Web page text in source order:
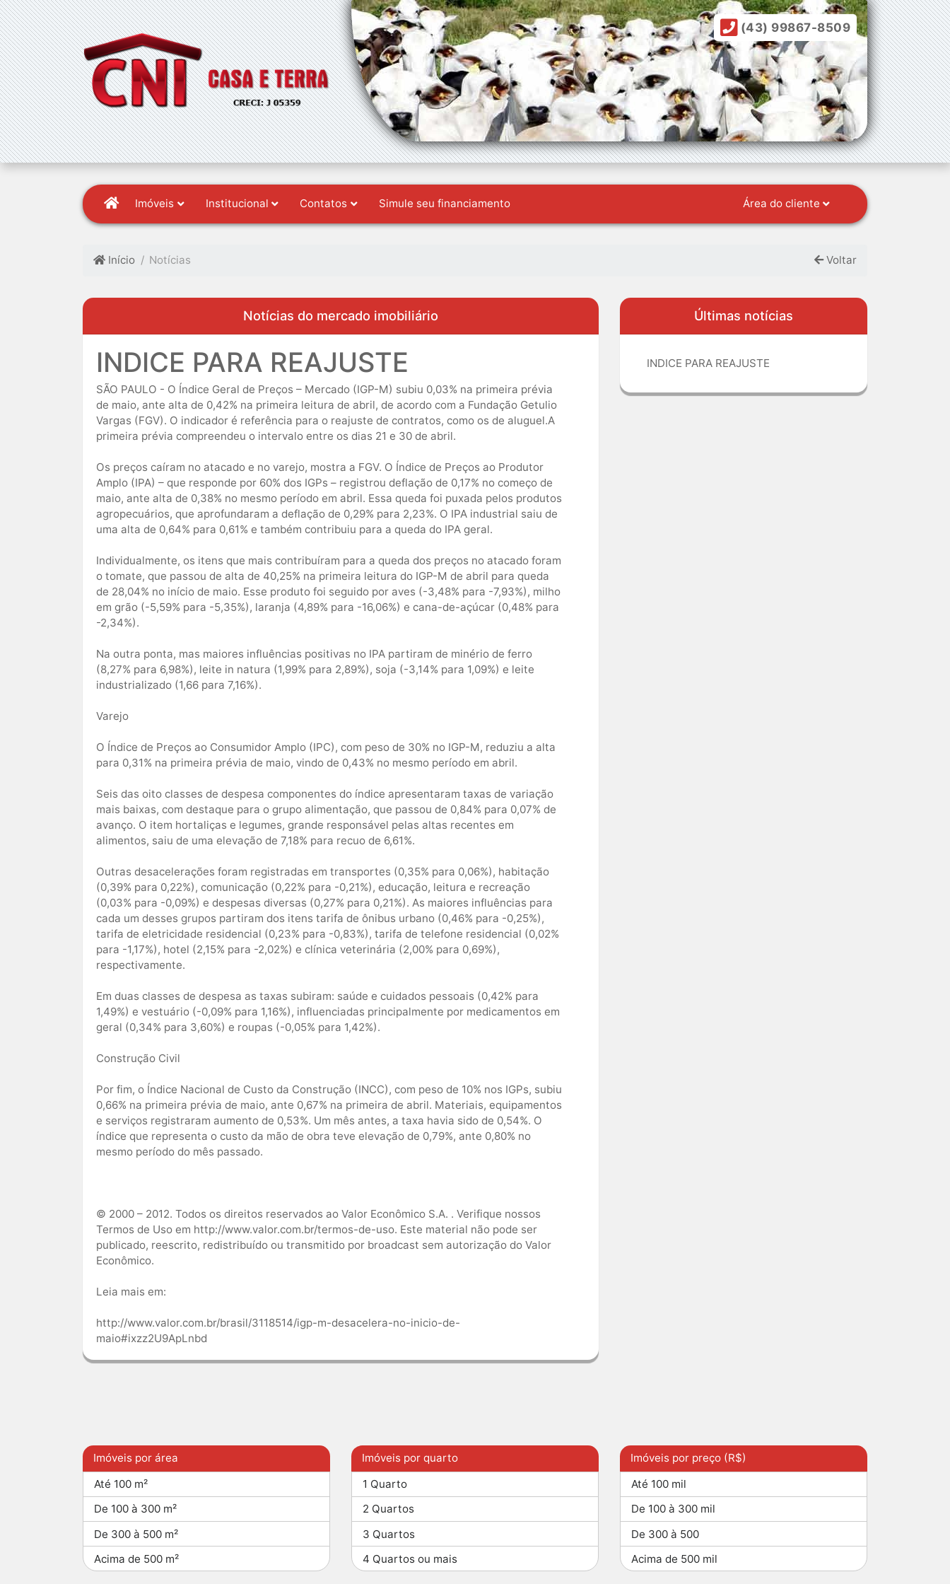
(43) 99867-8509
Imóveis Institucional Contatos Simule seu financiamento Área do cliente
Início Notícias Voltar
Notícias do mercado imobiliário
INDICE PARA REAJUSTE
SÃO PAULO - O Índice Geral de Preços – Mercado (IGP-M) subiu 0,03% na primeira prévia
de maio, ante alta de 0,42% na primeira leitura de abril, de acordo com a Fundação Getulio
Vargas (FGV). O indicador é referência para o reajuste de contratos, como os de aluguel.A
primeira prévia compreendeu o intervalo entre os dias 21 e 30 de abril.
Os preços caíram no atacado e no varejo, mostra a FGV. O Índice de Preços ao Produtor
Amplo (IPA) – que responde por 60% dos IGPs – registrou deflação de 0,17% no começo de
maio, ante alta de 0,38% no mesmo período em abril. Essa queda foi puxada pelos produtos
agropecuários, que aprofundaram a deflação de 0,29% para 2,23%. O IPA industrial saiu de
uma alta de 0,64% para 0,61% e também contribuiu para a queda do IPA geral.
Individualmente, os itens que mais contribuíram para a queda dos preços no atacado foram
o tomate, que passou de alta de 40,25% na primeira leitura do IGP-M de abril para queda
de 28,04% no início de maio. Esse produto foi seguido por aves (-3,48% para -7,93%), milho
em grão (-5,59% para -5,35%), laranja (4,89% para -16,06%) e cana-de-açúcar (0,48% para
-2,34%).
Na outra ponta, mas maiores influências positivas no IPA partiram de minério de ferro
(8,27% para 6,98%), leite in natura (1,99% para 2,89%), soja (-3,14% para 1,09%) e leite
industrializado (1,66 para 7,16%).
Varejo
O Índice de Preços ao Consumidor Amplo (IPC), com peso de 30% no IGP-M, reduziu a alta
para 0,31% na primeira prévia de maio, vindo de 0,43% no mesmo período em abril.
Seis das oito classes de despesa componentes do índice apresentaram taxas de variação
mais baixas, com destaque para o grupo alimentação, que passou de 0,84% para 0,07% de
avanço. O item hortaliças e legumes, grande responsável pelas altas recentes em
alimentos, saiu de uma elevação de 7,18% para recuo de 6,61%.
Outras desacelerações foram registradas em transportes (0,35% para 0,06%), habitação
(0,39% para 0,22%), comunicação (0,22% para -0,21%), educação, leitura e recreação
(0,03% para -0,09%) e despesas diversas (0,27% para 0,21%). As maiores influências para
cada um desses grupos partiram dos itens tarifa de ônibus urbano (0,46% para -0,25%),
tarifa de eletricidade residencial (0,23% para -0,83%), tarifa de telefone residencial (0,02%
para -1,17%), hotel (2,15% para -2,02%) e clínica veterinária (2,00% para 0,69%),
respectivamente.
Em duas classes de despesa as taxas subiram: saúde e cuidados pessoais (0,42% para
1,49%) e vestuário (-0,09% para 1,16%), influenciadas principalmente por medicamentos em
geral (0,34% para 3,60%) e roupas (-0,05% para 1,42%).
Construção Civil
Por fim, o Índice Nacional de Custo da Construção (INCC), com peso de 10% nos IGPs, subiu
0,66% na primeira prévia de maio, ante 0,67% na primeira de abril. Materiais, equipamentos
e serviços registraram aumento de 0,53%. Um mês antes, a taxa havia sido de 0,54%. O
índice que representa o custo da mão de obra teve elevação de 0,79%, ante 0,80% no
mesmo período do mês passado.
© 2000 – 2012. Todos os direitos reservados ao Valor Econômico S.A. . Verifique nossos
Termos de Uso em http://www.valor.com.br/termos-de-uso. Este material não pode ser
publicado, reescrito, redistribuído ou transmitido por broadcast sem autorização do Valor
Econômico.
Leia mais em:
http://www.valor.com.br/brasil/3118514/igp-m-desacelera-no-inicio-de-
maio#ixzz2U9ApLnbd
Últimas notícias
INDICE PARA REAJUSTE
Imóveis por área
Até 100 m²
De 100 à 300 m²
De 300 à 500 m²
Acima de 500 m²
Imóveis por quarto
1 Quarto
2 Quartos
3 Quartos
4 Quartos ou mais
Imóveis por preço (R$)
Até 100 mil
De 100 à 300 mil
De 300 à 500
Acima de 500 mil